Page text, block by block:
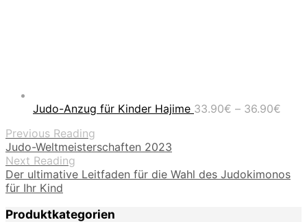
Judo-Anzug für Kinder Hajime 33.90€ – 36.90€
Previous Reading
Judo-Weltmeisterschaften 2023
Next Reading
Der ultimative Leitfaden für die Wahl des Judokimonos
für Ihr Kind
Produktkategorien